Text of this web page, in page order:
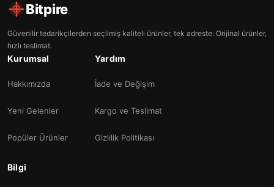
Bitpire
Güvenilir tedarikçilerden seçilmiş kaliteli ürünler, tek adreste. Orijinal ürünler,
hızlı teslimat.
Kurumsal
Hakkımızda
Yeni Gelenler
Popüler Ürünler
Yardım
İade ve Değişim
Kargo ve Teslimat
Gizlilik Politikası
Bilgi